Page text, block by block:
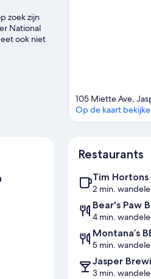
zoek zijn
National
ook niet
105 Miette Ave,
Op de kaart
Restaurants
Tim Hortons
2 min.
Bear's Paw
4 min.
Montana’s
5 min.
Jasper
3 min.